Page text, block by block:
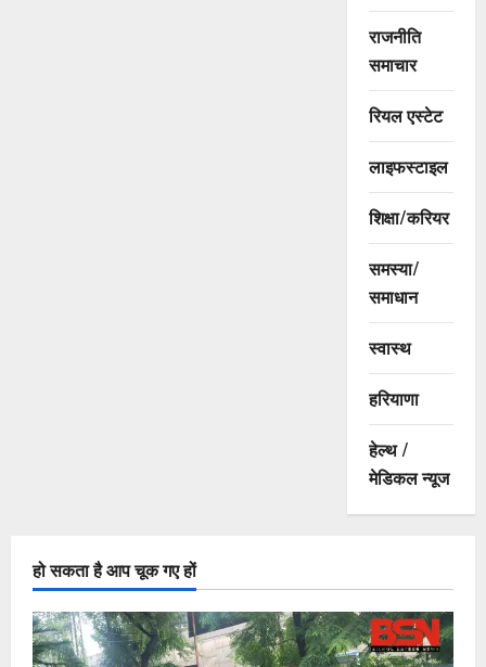
राजनीति
समाचार
रियल एस्टेट
लाइफस्टाइल
शिक्षा/करियर
समस्या/
समाधान
स्वास्थ
हरियाणा
हेल्थ /
मेडिकल न्यूज
हो सकता है आप चूक गए हों